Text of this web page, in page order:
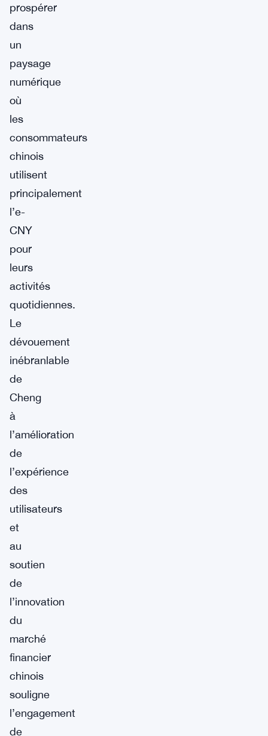
prospérer
dans
un
paysage
numérique
où
les
consommateurs
chinois
utilisent
principalement
l’e-
CNY
pour
leurs
activités
quotidiennes.
Le
dévouement
inébranlable
de
Cheng
à
l’amélioration
de
l’expérience
des
utilisateurs
et
au
soutien
de
l’innovation
du
marché
financier
chinois
souligne
l’engagement
de